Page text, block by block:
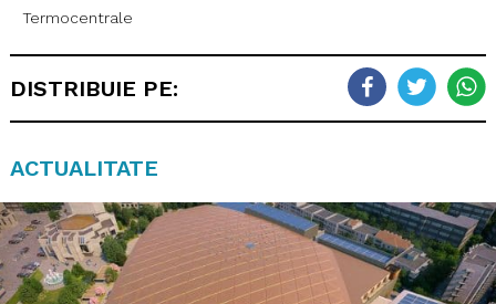
Termocentrale
DISTRIBUIE PE:
ACTUALITATE